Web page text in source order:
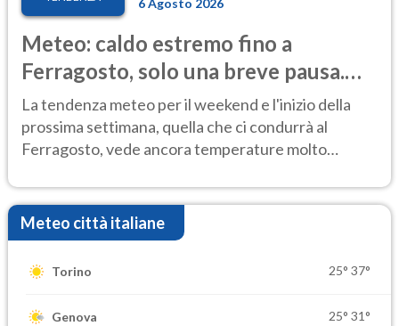
Meteo: caldo estremo fino a
Ferragosto, solo una breve pausa.
Ecco dove
La tendenza meteo per il weekend e l'inizio della
prossima settimana, quella che ci condurrà al
Ferragosto, vede ancora temperature molto
Meteo città italiane
Torino 25° 37°
Genova 25° 31°